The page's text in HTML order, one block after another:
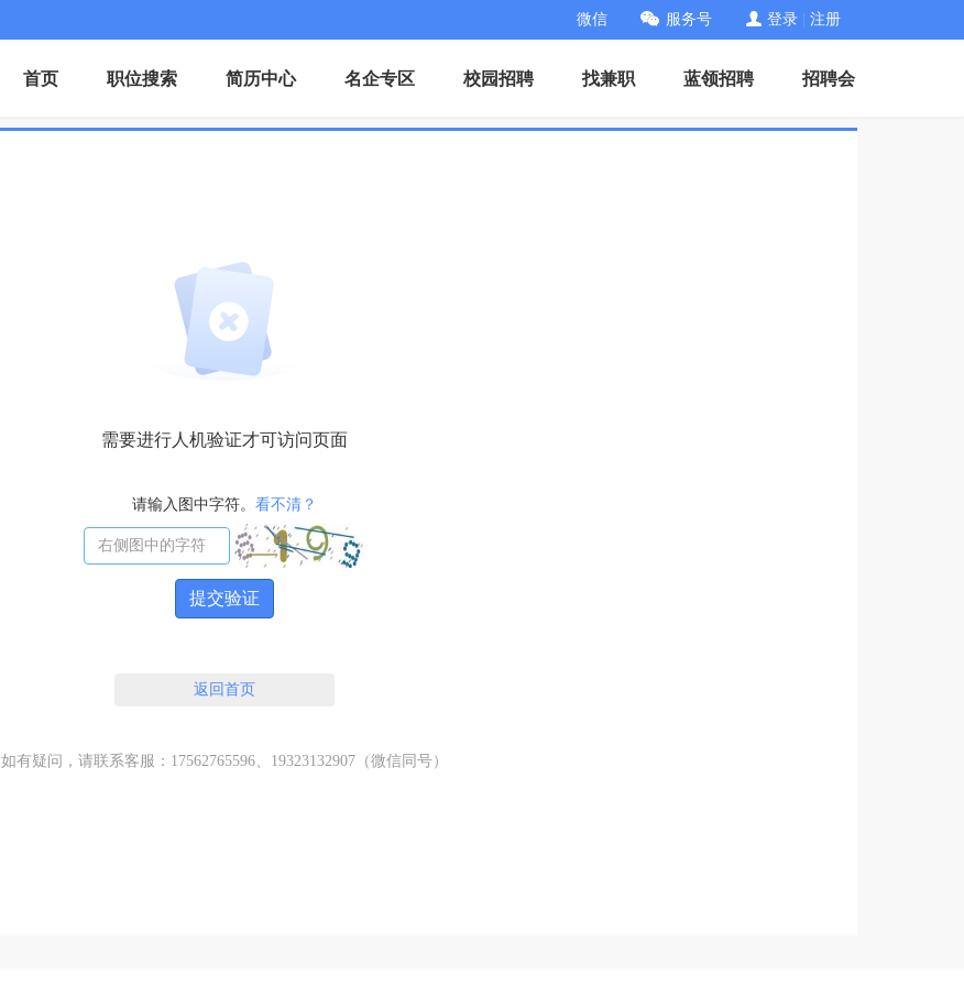
微信 服务号 登录 注册
首页 职位搜索 简历中心 名企专区 校园招聘 找兼职 蓝领招聘 招聘会
需要进行人机验证才可访问页面
请输入图中字符。 看不清？
提交验证
返回首页
如有疑问，请联系客服：17562765596、19323132907（微信同号）